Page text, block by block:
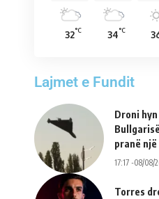
32°C 34°C
Lajmet e Fundit
Droni
pranë
17:17 -08/08/
Torres